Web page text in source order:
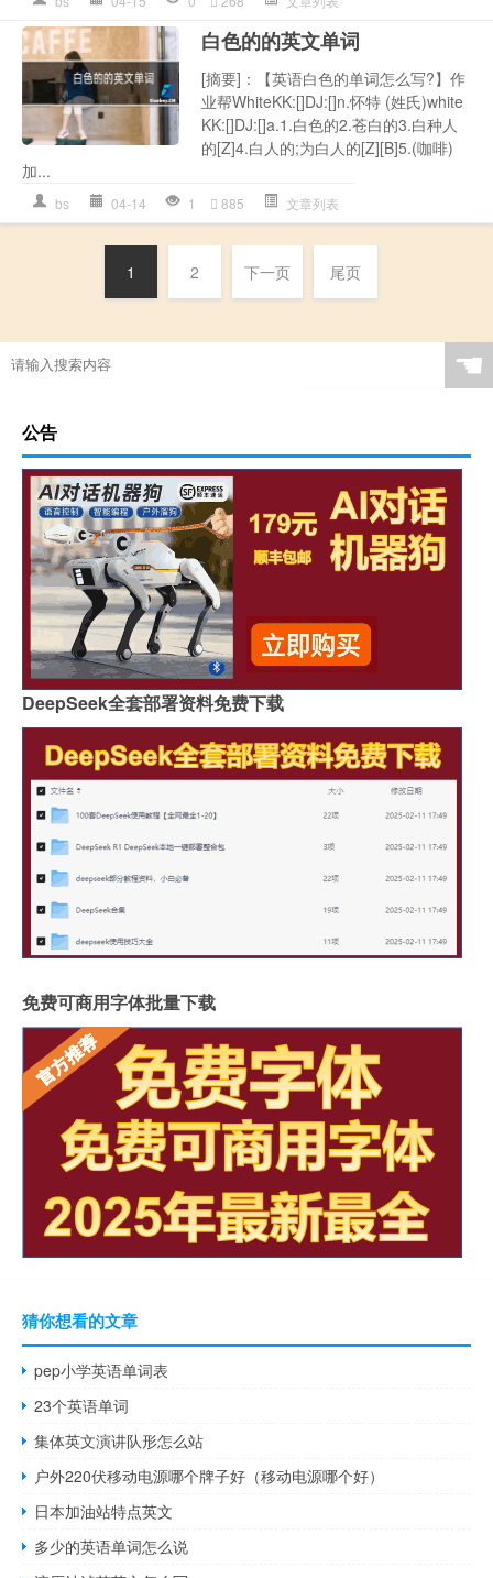
白色的的英文单词
[摘要]：【英语白色的单词怎么写?】作
业帮WhiteKK:[]DJ:[]n.怀特 (姓氏)white
KK:[]DJ:[]a.1.白色的2.苍白的3.白种人
的[Z]4.白人的;为白人的[Z][B]5.(咖啡)
加...
bs 04-14 1 885 文章列表
1 2 下一页 尾页
☚
公告
DeepSeek全套部署资料免费下载
免费可商用字体批量下载
猜你想看的文章
pep小学英语单词表
23个英语单词
集体英文演讲队形怎么站
户外220伏移动电源哪个牌子好（移动电源哪个好）
日本加油站特点英文
多少的英语单词怎么说